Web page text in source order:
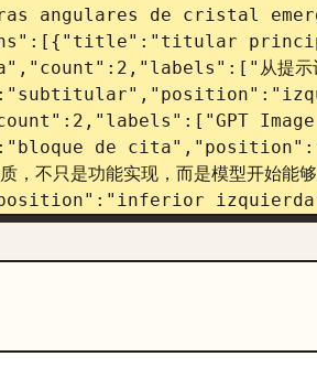
angulares de cristal
从提示
Image 2
de
质，不只是功能实现，而是模
2","párrafo 3","párrafo
玻璃 / 金属 / 布艺 构图：超现